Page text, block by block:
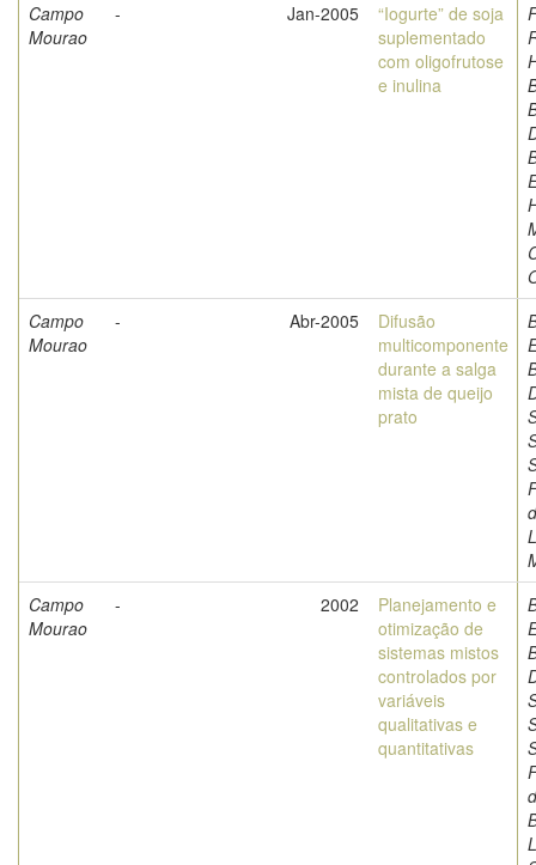
Campo
Mourao
- Jan-2005
“Iogurte” de soja
suplementado
com oligofrutose
e inulina
Campo
Mourao
- Abr-2005
Difusão
multicomponente
durante a salga
mista de queijo
prato
Campo
Mourao
- 2002
Planejamento e
otimização de
sistemas mistos
controlados por
variáveis
qualitativas e
quantitativas